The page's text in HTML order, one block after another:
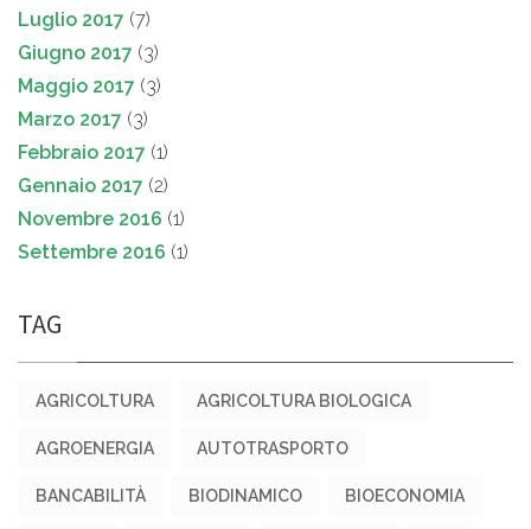
Luglio 2017 (7)
Giugno 2017 (3)
Maggio 2017 (3)
Marzo 2017 (3)
Febbraio 2017 (1)
Gennaio 2017 (2)
Novembre 2016 (1)
Settembre 2016 (1)
TAG
AGRICOLTURA AGRICOLTURA BIOLOGICA
AGROENERGIA AUTOTRASPORTO
BANCABILITÀ BIODINAMICO BIOECONOMIA